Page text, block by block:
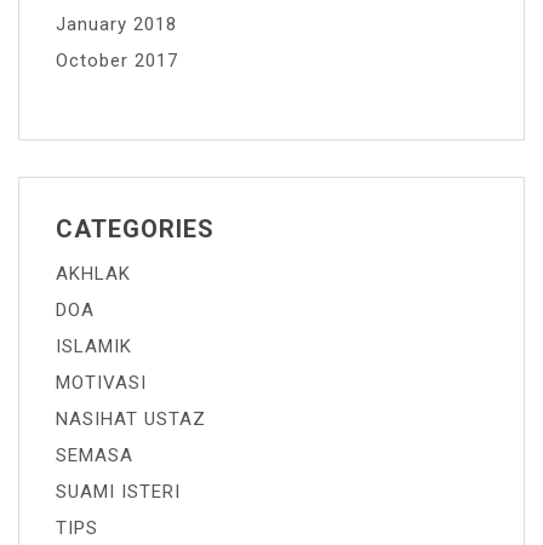
January 2018
October 2017
CATEGORIES
AKHLAK
DOA
ISLAMIK
MOTIVASI
NASIHAT USTAZ
SEMASA
SUAMI ISTERI
TIPS